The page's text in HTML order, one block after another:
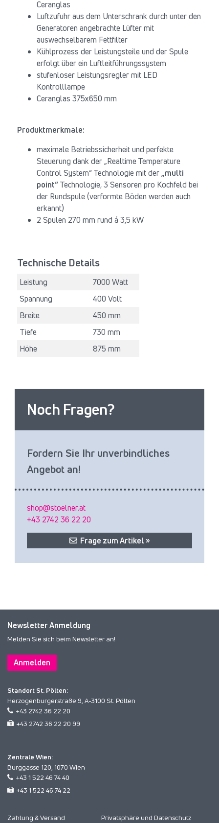
Ceranglas
Luftzufuhr aus dem Unterschrank durch unter den
Generatoren angebrachte Lüfter mit
auswechselbarem Fettfilter
Kühlprozess der Leistungsteile und der Spule
erfolgt über ein Luftleitführungssystem
stufenloser Leistungsregler mit LED
Kontrolllampe
Ceranglas 375x650 mm
Produktmerkmale:
maximale Betriebssicherheit und perfekte
Steuerung dank der „Realtime Temperature
Control System“ Technologie mit der„multi
point“Technologie, 3 Sensoren pro Kochfeld bei
der Rundspule (verformte Böden werden auch
erkannt)
2 Spulen 270 mm rund á 3,5 kW
Technische Details
Leistung
7000 Watt
Spannung
400 Volt
Breite
450 mm
Tiefe
730 mm
Höhe
875 mm
Noch Fragen?
Fordern Sie Ihr unverbindliches
Angebot an!
shop@stoelner.at
+43 2742 36 22 20
Frage zum Artikel »
Newsletter Anmeldung
Melden Sie sich beim Newsletter an!
Anmelden
Standort St. Pölten:
Herzogenburgerstraße 9, A-3100 St. Pölten
+43 2742 36 22 20
+43 2742 36 22 20 99
Zentrale Wien:
Burggasse 120, 1070 Wien
+43 1 522 46 74 40
+43 1 522 46 74 22
Zahlung & Versand Privatsphäre und Datenschutz